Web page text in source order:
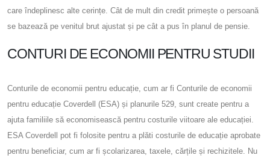
care îndeplinesc alte cerințe. Cât de mult din credit primește o persoană
se bazează pe venitul brut ajustat și pe cât a pus în planul de pensie.
CONTURI DE ECONOMII PENTRU STUDII
Conturile de economii pentru educație, cum ar fi Conturile de economii
pentru educație Coverdell (ESA) și planurile 529, sunt create pentru a
ajuta familiile să economisească pentru costurile viitoare ale educației.
ESA Coverdell pot fi folosite pentru a plăti costurile de educație aprobate
pentru beneficiar, cum ar fi școlarizarea, taxele, cărțile și rechizitele. Nu